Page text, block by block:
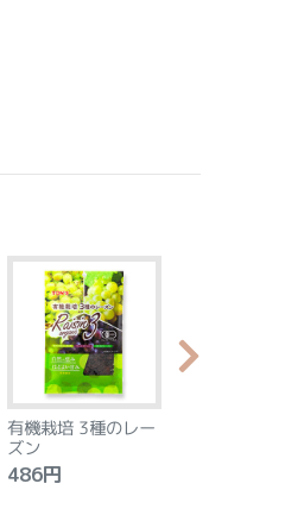
有機栽培 3種のレー
ズン
486円